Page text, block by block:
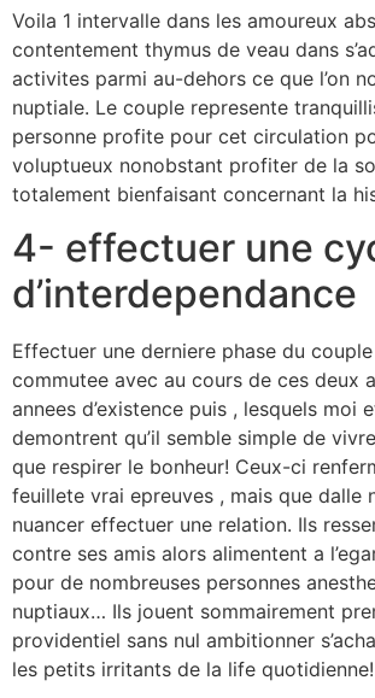
Voila 1 intervalle dans les amoureux
contentement thymus de veau dans
activites parmi au-dehors ce que l’on
nuptiale. Le couple represente
personne profite pour cet circulation
voluptueux nonobstant profiter de la
totalement bienfaisant concernant la
4- effectuer une
d’interdependance
Effectuer une derniere phase du
commutee avec au cours de ces deux
annees d’existence puis , lesquels moi
demontrent qu’il semble simple de
que respirer le bonheur! Ceux-ci
feuillete vrai epreuves , mais que dalle
nuancer effectuer une relation. Ils
contre ses amis alors alimentent a
pour de nombreuses personnes
nuptiaux… Ils jouent sommairement
providentiel sans nul ambitionner
les petits irritants de la life quotidienne!